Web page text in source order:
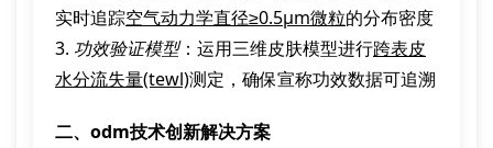
实时追踪空气动力学直径≥0.5μm微粒的分布密度
3. 功效验证模型：运用三维皮肤模型进行跨表皮
水分流失量(tewl)测定，确保宣称功效数据可追溯
二、odm技术创新解决方案